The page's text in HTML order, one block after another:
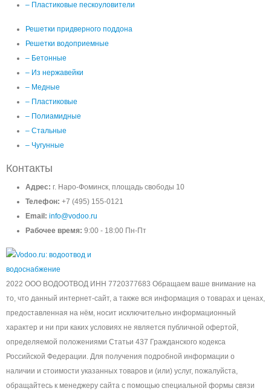
– Пластиковые пескоуловители
Решетки придверного поддона
Решетки водоприемные
– Бетонные
– Из нержавейки
– Медные
– Пластиковые
– Полиамидные
– Стальные
– Чугунные
Контакты
Адрес: г. Наро-Фоминск, площадь свободы 10
Телефон: +7 (495) 155-0121
Email: info@vodoo.ru
Рабочее время: 9:00 - 18:00 Пн-Пт
2022 ООО ВОДООТВОД ИНН 7720377683 Обращаем ваше внимание на
то, что данный интернет-сайт, а также вся информация о товарах и ценах,
предоставленная на нём, носит исключительно информационный
характер и ни при каких условиях не является публичной офертой,
определяемой положениями Статьи 437 Гражданского кодекса
Российской Федерации. Для получения подробной информации о
наличии и стоимости указанных товаров и (или) услуг, пожалуйста,
обращайтесь к менеджеру сайта с помощью специальной формы связи